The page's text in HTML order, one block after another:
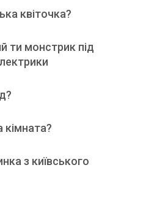
квіточка?
ти монстрик під
кімната?
з київського